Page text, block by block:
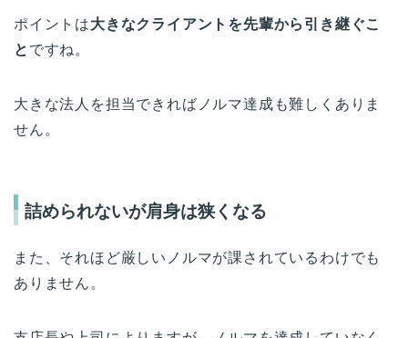
ポイントは大きなクライアントを先輩から引き継ぐこ
と ですね。
大きな法人を担当できればノルマ達成も難しくありま
せん。
詰められないが肩身は狭くなる
また、それほど厳しいノルマが課されているわけでも
ありません。